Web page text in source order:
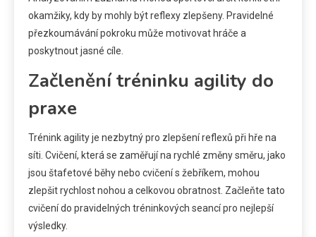
okamžiky, kdy by mohly být reflexy zlepšeny. Pravidelné
přezkoumávání pokroku může motivovat hráče a
poskytnout jasné cíle.
Začlenění tréninku agility do
praxe
Trénink agility je nezbytný pro zlepšení reflexů při hře na
síti. Cvičení, která se zaměřují na rychlé změny směru, jako
jsou štafetové běhy nebo cvičení s žebříkem, mohou
zlepšit rychlost nohou a celkovou obratnost. Začleňte tato
cvičení do pravidelných tréninkových seancí pro nejlepší
výsledky.